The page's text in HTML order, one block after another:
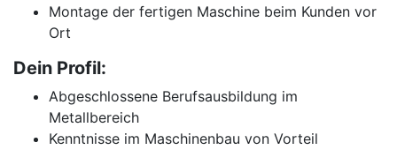
Montage der fertigen Maschine beim Kunden vor
Ort
Dein Profil:
Abgeschlossene Berufsausbildung im
Metallbereich
Kenntnisse im Maschinenbau von Vorteil